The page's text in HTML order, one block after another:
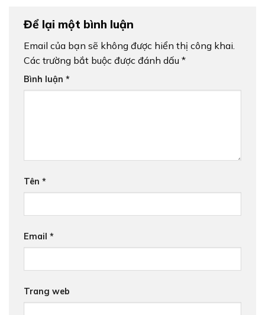
Để lại một bình luận
Email của bạn sẽ không được hiển thị công khai.
Các trường bắt buộc được đánh dấu *
Bình luận *
Tên *
Email *
Trang web